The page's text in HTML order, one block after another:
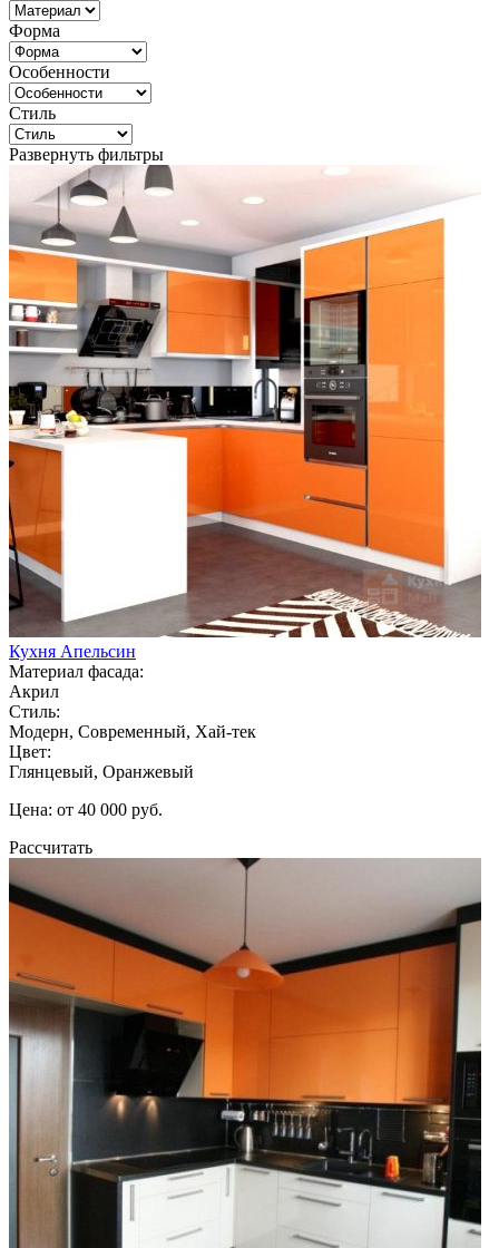
Форма
Особенности
Стиль
Развернуть фильтры
Кухня Апельсин
Материал фасада:
Акрил
Стиль:
Модерн, Современный, Хай-тек
Цвет:
Глянцевый, Оранжевый
Цена: от 40 000 руб.
Рассчитать